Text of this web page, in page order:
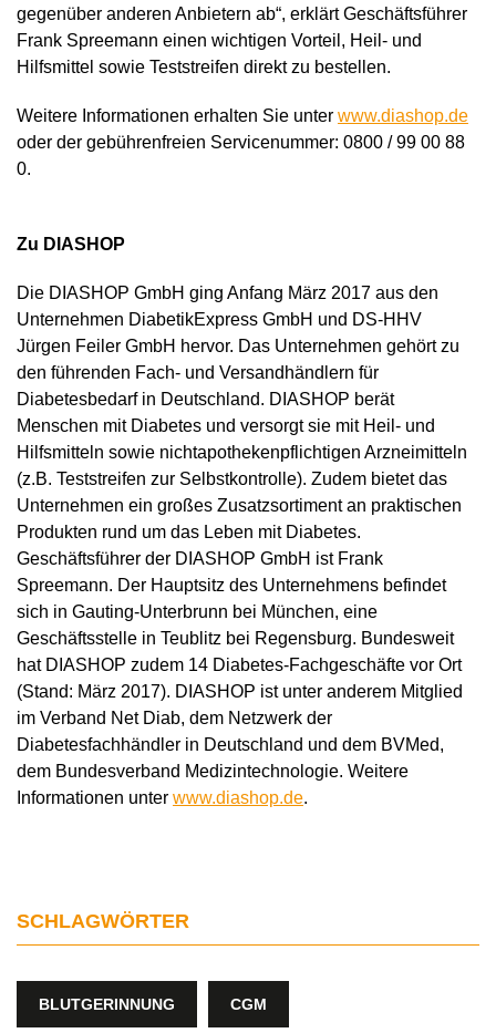
gegenüber anderen Anbietern ab“, erklärt Geschäftsführer
Frank Spreemann einen wichtigen Vorteil, Heil- und
Hilfsmittel sowie Teststreifen direkt zu bestellen.
Weitere Informationen erhalten Sie unter www.diashop.de
oder der gebührenfreien Servicenummer: 0800 / 99 00 88
0.
Zu DIASHOP
Die DIASHOP GmbH ging Anfang März 2017 aus den
Unternehmen DiabetikExpress GmbH und DS-HHV
Jürgen Feiler GmbH hervor. Das Unternehmen gehört zu
den führenden Fach- und Versandhändlern für
Diabetesbedarf in Deutschland. DIASHOP berät
Menschen mit Diabetes und versorgt sie mit Heil- und
Hilfsmitteln sowie nichtapothekenpflichtigen Arzneimitteln
(z.B. Teststreifen zur Selbstkontrolle). Zudem bietet das
Unternehmen ein großes Zusatzsortiment an praktischen
Produkten rund um das Leben mit Diabetes.
Geschäftsführer der DIASHOP GmbH ist Frank
Spreemann. Der Hauptsitz des Unternehmens befindet
sich in Gauting-Unterbrunn bei München, eine
Geschäftsstelle in Teublitz bei Regensburg. Bundesweit
hat DIASHOP zudem 14 Diabetes-Fachgeschäfte vor Ort
(Stand: März 2017). DIASHOP ist unter anderem Mitglied
im Verband Net Diab, dem Netzwerk der
Diabetesfachhändler in Deutschland und dem BVMed,
dem Bundesverband Medizintechnologie. Weitere
Informationen unter www.diashop.de.
SCHLAGWÖRTER
BLUTGERINNUNG CGM